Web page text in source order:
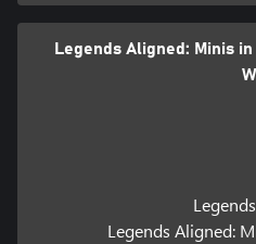
Legends Aligned: Minis
Legends Aligned: